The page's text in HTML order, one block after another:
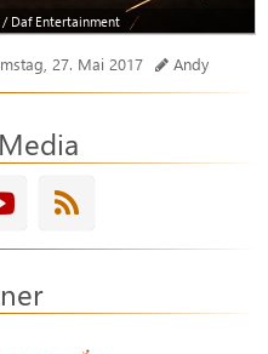
Daf Entertainment
27. Mai 2017 Andy